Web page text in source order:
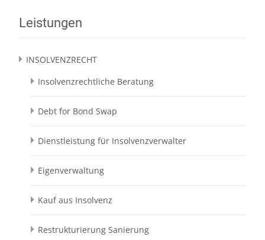
Leistungen
INSOLVENZRECHT
Insolvenzrechtliche Beratung
Debt for Bond Swap
Dienstleistung für Insolvenzverwalter
Eigenverwaltung
Kauf aus Insolvenz
Restrukturierung Sanierung